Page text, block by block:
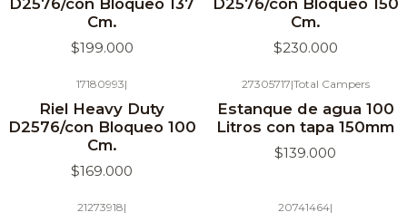
Cm.
$199.000
Cm.
$230.000
17180993|
Riel Heavy Duty
D2576/con Bloqueo 100
Cm.
$169.000
27305717|Total Campers
Estanque de agua 100
Litros con tapa 150mm
$139.000
21273918| 20741464|